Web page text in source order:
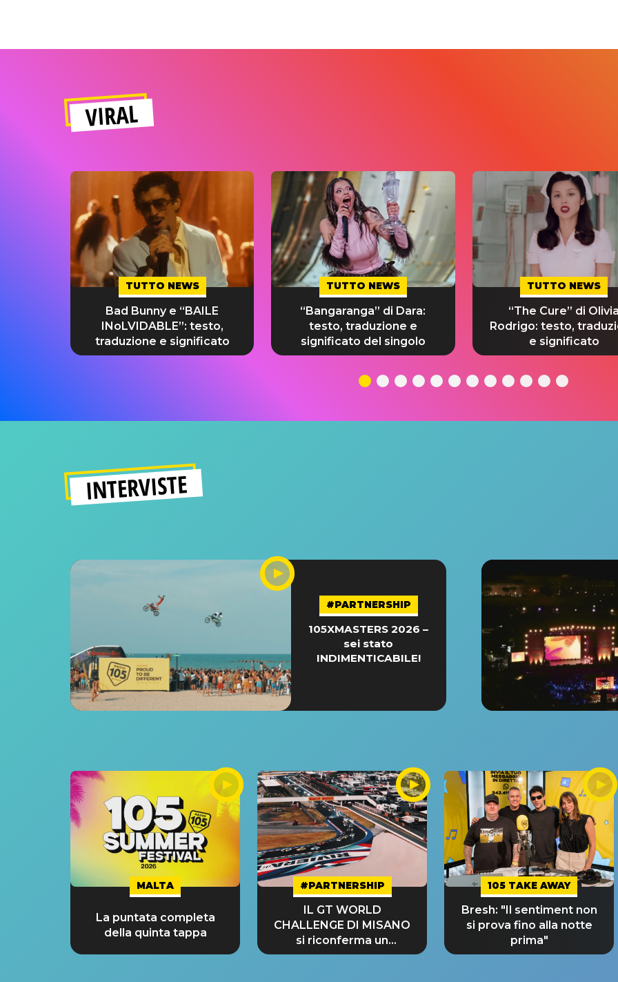
VIRAL
TUTTO NEWS
Bad Bunny e “BAILE
INoLVIDABLE”: testo,
traduzione e significato
TUTTO NEWS
“Bangaranga” di Dara:
testo, traduzione e
significato del singolo
TUTTO NEWS
“The Cure” di Olivia
Rodrigo: testo,
e significato
INTERVISTE
#PARTNERSHIP
105XMASTERS 2026 –
sei stato
INDIMENTICABILE!
MALTA
La puntata completa
della quinta tappa
#PARTNERSHIP
IL GT WORLD
CHALLENGE DI MISANO
si riconferma un
GRANDE SUCCESSO!
105 TAKE AWAY
Bresh: "Il sentiment non
si prova fino alla notte
prima"